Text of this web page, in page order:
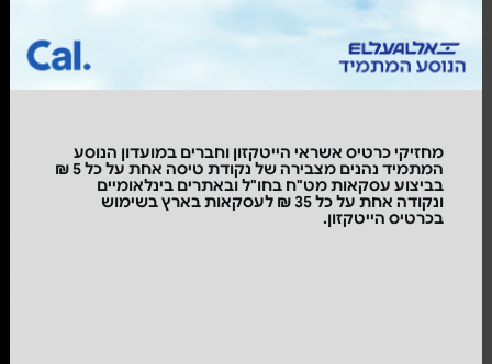
מחזיקי כרטיס אשראי הייטקזון וחברים במועדון הנוסע
המתמיד נהנים מצבירה של נקודת טיסה אחת על כל 5 ₪
בביצוע עסקאות מט"ח בחו"ל ובאתרים בינלאומיים
ונקודה אחת על כל 35 ₪ לעסקאות בארץ בשימוש
בכרטיס הייטקזון.